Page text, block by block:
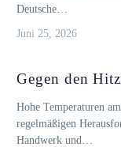
Deutsche…
Juni 25, 2026
Gegen den
Hohe Temperaturen
regelmäßigen
Handwerk und…